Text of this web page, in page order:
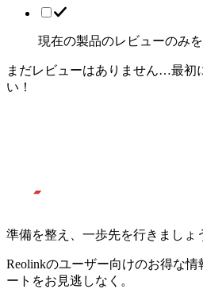
現在の製品のレビューのみ
まだレビューはありません…最初
い！
準備を整え、一歩先を行きましょ
Reolinkのユーザー向けのお得な
ートをお見逃しなく。